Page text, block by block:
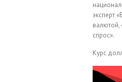
эксперт
валютой,
спрос».
Курс